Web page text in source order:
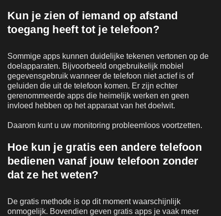
Kun je zien of iemand op afstand
toegang heeft tot je telefoon?
Sommige apps kunnen duidelijke tekenen vertonen op de
doelapparaten. Bijvoorbeeld ongebruikelijk mobiel
gegevensgebruik wanneer de telefoon niet actief is of
geluiden die uit de telefoon komen. Er zijn echter
gerenommeerde apps die heimelijk werken en geen
invloed hebben op het apparaat van het doelwit.
Daarom kunt u uw monitoring probleemloos voortzetten.
Hoe kun je gratis een andere telefoon
bedienen vanaf jouw telefoon zonder
dat ze het weten?
De gratis methode is op dit moment waarschijnlijk
onmogelijk. Bovendien geven gratis apps je vaak meer